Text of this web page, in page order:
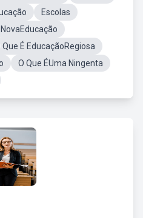
Escolas
NovaEducação
Que É EducaçãoRegiosa
O Que ÉUma Ningenta